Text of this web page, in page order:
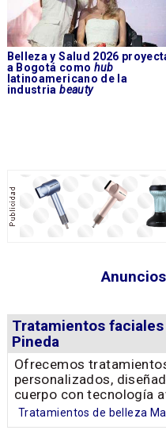
Belleza y Salud 2026
a Bogotá como hub
latinoamericano de la
industria beauty
Tratamientos
Pineda
Ofrecemos
personalizados,
cuerpo con tecnología
Tratamientos de belleza